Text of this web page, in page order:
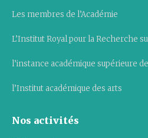
Les membres de l’Académie
L’Institut Royal pour la Recherche
l’instance académique supérieure
l’Institut académique des arts
Nos activités